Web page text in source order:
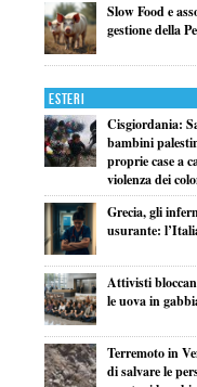
Slow Food e
gestione della
Esteri
Cisgiordania:
bambini
proprie case a
violenza dei
Grecia, gli
usurante:
Attivisti
le uova in
Terremoto in
di salvare le